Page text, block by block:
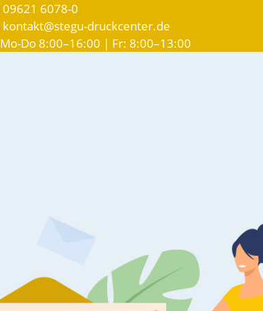
09621 6078-0
kontakt@stegu-druckcenter.de
Mo-Do 8:00–16:00 | Fr: 8:00–13:00